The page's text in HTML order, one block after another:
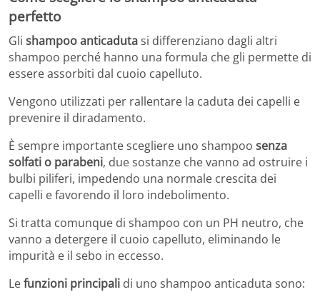
perfetto
Gli shampoo anticadutasi differenziano dagli altri
shampoo perché hanno una formula che gli permette di
essere assorbiti dal cuoio capelluto.
Vengono utilizzati per rallentare la caduta dei capelli e
prevenire il diradamento.
È sempre importante scegliere uno shampoo senza
solfati o parabeni, due sostanze che vanno ad ostruire i
bulbi piliferi, impedendo una normale crescita dei
capelli e favorendo il loro indebolimento.
Si tratta comunque di shampoo con un PH neutro, che
vanno a detergere il cuoio capelluto, eliminando le
impurità e il sebo in eccesso.
Lefunzioni principali di uno shampoo anticaduta sono: